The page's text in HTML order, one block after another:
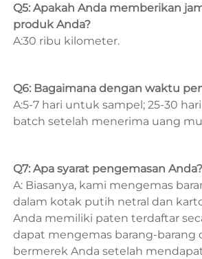
Q5: Apakah Anda memberikan
produk Anda?
A:30 ribu kilometer.
Q6: Bagaimana dengan waktu
A:5-7 hari untuk sampel; 25-30
batch setelah menerima uang
Q7: Apa syarat pengemasan Anda?
A: Biasanya, kami mengemas
dalam kotak putih netral dan
Anda memiliki paten terdaftar
dapat mengemas barang-barang
bermerek Anda setelah